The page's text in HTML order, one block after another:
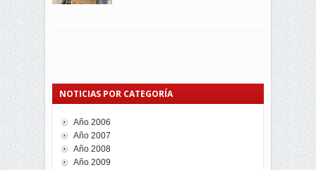
NOTICIAS POR CATEGORÍA
Año 2006
Año 2007
Año 2008
Año 2009